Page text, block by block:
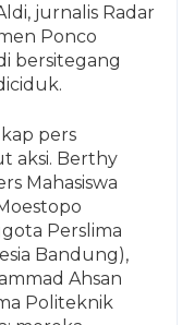
jurnalis Radar
Ponco
bersitegang
pers
aksi. Berthy
Mahasiswa
Perslima
Bandung),
Ahsan
Politeknik